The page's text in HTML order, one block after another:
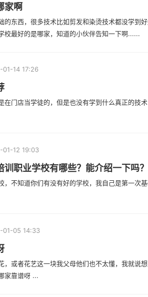
家啊
的东西，很多技术比如剪发和染烫技术都没学到
校最好的是哪家，知道的小伙伴告知一下啊......
01-14 17:26
在门店当学徒的，但是也没有学到什么真正的技
01-12 19:03
职业学校有哪些？能介绍一下吗？
不知道你们有没有好的学校，我自己是第一次基
01-05 14:33
，或者花艺这一块我父母他们也不太懂，我就说
家靠谱呀 ...